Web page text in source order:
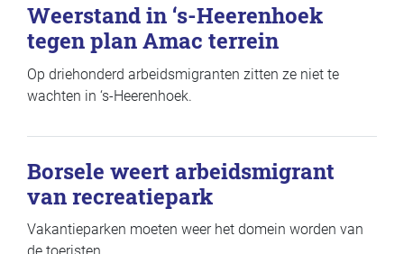
Weerstand in ‘s-Heerenhoek
tegen plan Amac terrein
Op driehonderd arbeidsmigranten zitten ze niet te
wachten in ‘s-Heerenhoek.
Borsele weert arbeidsmigrant
van recreatiepark
Vakantieparken moeten weer het domein worden van